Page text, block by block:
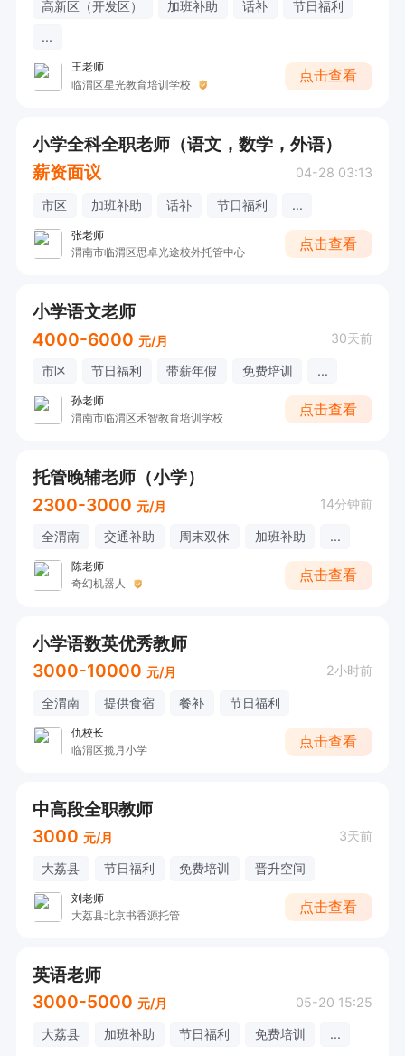
高新区（开发区） 加班补助 话补
节日福利
...
王老师
临渭区星光教育培训学校
点击查看
小学全科全职老师（语文，数学，外语）
薪资面议
04-28 03:13
市区 加班补助 话补 节日福利 ...
张老师
渭南市临渭区思卓光途校外托管中心
点击查看
小学语文老师
4000-6000 元/月 30天前
市区 节日福利 带薪年假 免费培训 ...
孙老师
渭南市临渭区禾智教育培训学校
点击查看
托管晚辅老师（小学）
2300-3000 元/月 14分钟前
全渭南 交通补助 周末双休 加班补助 ...
陈老师
奇幻机器人
点击查看
小学语数英优秀教师
3000-10000 元/月 2小时前
全渭南 提供食宿 餐补 节日福利
仇校长
临渭区揽月小学
点击查看
中高段全职教师
3000 元/月 3天前
大荔县 节日福利 免费培训 晋升空间
刘老师
大荔县北京书香源托管
点击查看
英语老师
3000-5000 元/月 05-20 15:25
大荔县 加班补助 节日福利 免费培训 ...